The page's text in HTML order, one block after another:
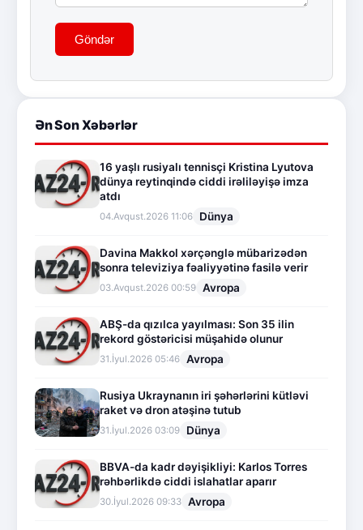
Göndər
Ən Son Xəbərlər
16 yaşlı rusiyalı tennisçi Kristina Lyutova
dünya reytinqində ciddi irəliləyişə imza
atdı
04.Avqust.2026 11:06 Dünya
Davina Makkol xərçənglə mübarizədən
sonra televiziya fəaliyyətinə fasilə verir
03.Avqust.2026 00:59 Avropa
ABŞ-da qızılca yayılması: Son 35 ilin
rekord göstəricisi müşahidə olunur
31.İyul.2026 05:46 Avropa
Rusiya Ukraynanın iri şəhərlərini kütləvi
raket və dron atəşinə tutub
31.İyul.2026 03:09 Dünya
BBVA-da kadr dəyişikliyi: Karlos Torres
rəhbərlikdə ciddi islahatlar aparır
30.İyul.2026 09:33 Avropa